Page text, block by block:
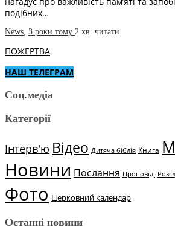
подібних…
News 3 роки тому 2 хв. читати
ПОЖЕРТВА
НАШ ТЕЛЕГРАМ
Соц.медіа
Категорії
Інтерв'ю Відео Дитяча біблія Книга
Новини Послання Проповіді
Фото Церковний календар
Останні новини